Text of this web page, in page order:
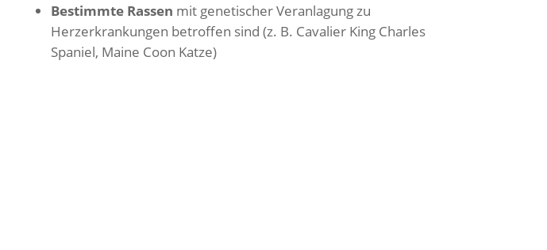
Bestimmte Rassen mit genetischer Veranlagung zu
Herzerkrankungen betroffen sind (z. B. Cavalier King Charles
Spaniel, Maine Coon Katze)